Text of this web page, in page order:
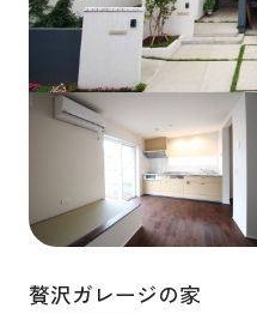
贅沢ガレージの家